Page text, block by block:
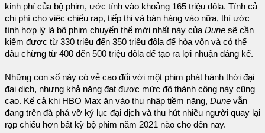
kinh phí của bộ phim, ước tính vào khoảng 165 triệu đôla. Tính cả
chi phí cho việc chiếu rạp, tiếp thị và bán hàng vào nữa, thì ước
tính hợp lý là bộ phim chuyển thể mới nhất này của Dune sẽ cần
kiếm được từ 330 triệu đến 350 triệu đôla để hòa vốn và có thể
đâu chừng từ 400 đến 500 triệu đôla để tạo ra lợi nhuận đáng kể.
Những con số này có vẻ cao đối với một phim phát hành thời đại
đại dịch, nhưng khả năng đạt được mức độ thành công này cũng
cao. Kể cả khi HBO Max ăn vào thu nhập tiềm năng, Dune vẫn
đang trên đà phá vỡ kỷ lục đại dịch và thu hút nhiều người quay lại
rạp chiếu hơn bất kỳ bộ phim năm 2021 nào cho đến nay.